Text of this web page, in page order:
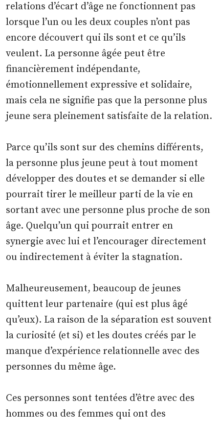
relations d’écart d’âge ne fonctionnent pas
lorsque l’un ou les deux couples n’ont pas
encore découvert qui ils sont et ce qu’ils
veulent. La personne âgée peut être
financièrement indépendante,
émotionnellement expressive et solidaire,
mais cela ne signifie pas que la personne plus
jeune sera pleinement satisfaite de la relation.
Parce qu’ils sont sur des chemins différents,
la personne plus jeune peut à tout moment
développer des doutes et se demander si elle
pourrait tirer le meilleur parti de la vie en
sortant avec une personne plus proche de son
âge. Quelqu’un qui pourrait entrer en
synergie avec lui et l’encourager directement
ou indirectement à éviter la stagnation.
Malheureusement, beaucoup de jeunes
quittent leur partenaire (qui est plus âgé
qu’eux). La raison de la séparation est souvent
la curiosité (et si) et les doutes créés par le
manque d’expérience relationnelle avec des
personnes du même âge.
Ces personnes sont tentées d’être avec des
hommes ou des femmes qui ont des